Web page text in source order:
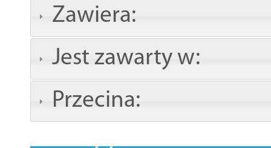
Zawiera:
Jest zawarty w:
Przecina: